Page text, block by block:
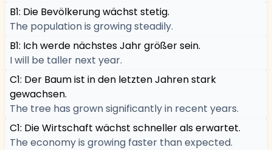
B1: Die Bevölkerung wächst stetig.
The population is growing steadily.
B1: Ich werde nächstes Jahr größer sein.
I will be taller next year.
C1: Der Baum ist in den letzten Jahren stark
gewachsen.
The tree has grown significantly in recent years.
C1: Die Wirtschaft wächst schneller als erwartet.
The economy is growing faster than expected.